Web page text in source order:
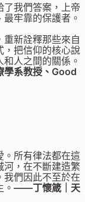
了我們答案，上帝
牢靠的保護者。
新詮釋那些來自
，把信仰的核心說
人之間的關係。
系教授、Good
。所有律法都在這
河，在不斷建造繁
我們因此不至於在
——丁懷箴｜天